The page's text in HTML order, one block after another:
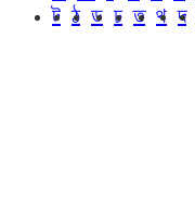
ট ঠ ড ঢ ত থ দ